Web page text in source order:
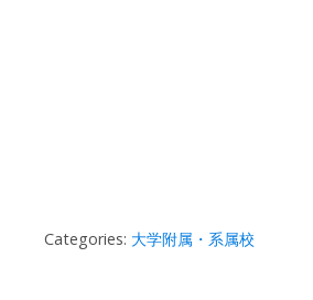
Categories: 大学附属・系属校